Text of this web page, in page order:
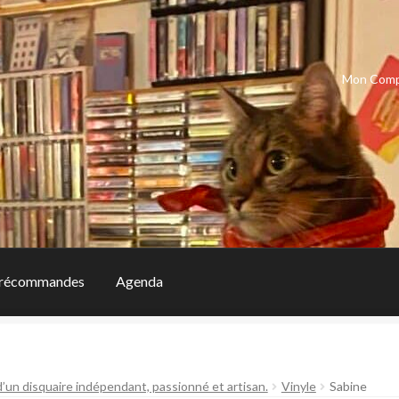
Mon
Agenda
disquaire indépendant, passionné et artisan. Vinyle Sabine